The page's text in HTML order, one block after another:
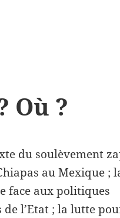
Où ?
du soulèvement
au Mexique ;
face aux politiques
l’Etat ; la lutte